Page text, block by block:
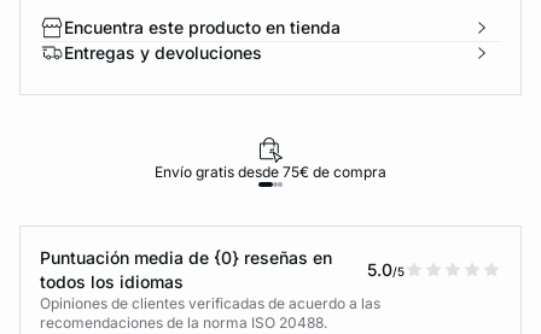
Encuentra este producto en tienda
Entregas y devoluciones
Envío gratis desde 75€ de compra
Puntuación media de {0} reseñas en
todos los idiomas
5.0/5
Opiniones de clientes verificadas de acuerdo a las
recomendaciones de la norma ISO 20488.